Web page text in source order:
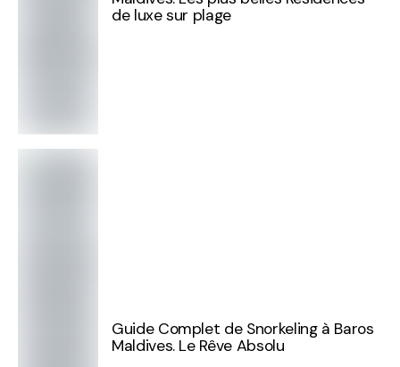
de luxe sur plage
Guide Complet de Snorkeling à Baros
Maldives. Le Rêve Absolu